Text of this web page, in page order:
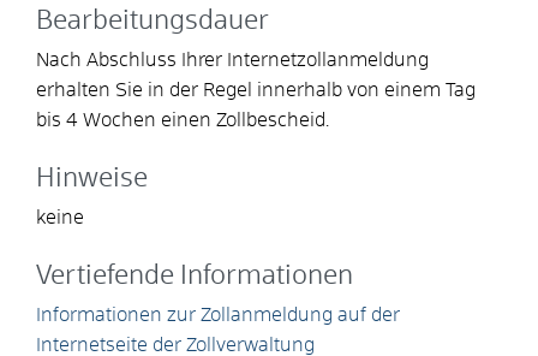
Bearbeitungsdauer
Nach Abschluss Ihrer Internetzollanmeldung
erhalten Sie in der Regel innerhalb von einem Tag
bis 4 Wochen einen Zollbescheid.
Hinweise
keine
Vertiefende Informationen
Informationen zur Zollanmeldung auf der
Internetseite der Zollverwaltung